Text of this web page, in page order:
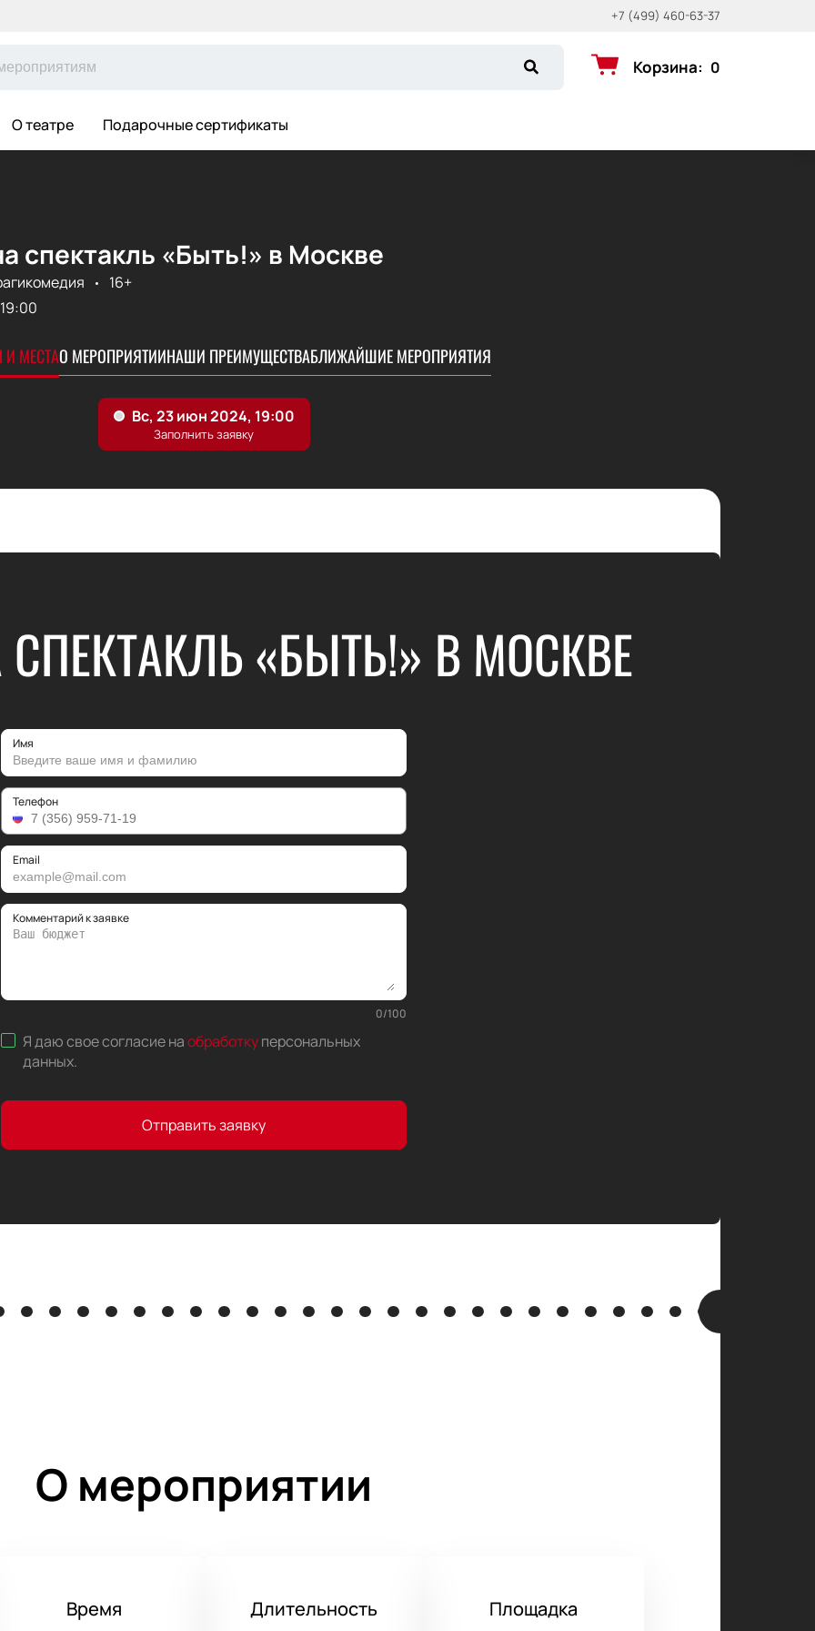
+7 (499) 460-63-37
Корзина: 0
О театре Подарочные сертификаты
спектакль «Быть!» в Москве
16+
19:00
МЕСТАО МЕРОПРИЯТИИНАШИ ПРЕИМУЩЕСТВАБЛИЖАЙШИЕ МЕРОПРИЯТИЯ
«БЫТЬ!» В МОСКВЕ
Имя
Телефон
Email
Комментарий к заявке
0/100
Я даю свое согласие наобработкуперсональных
данных.
Отправить заявку
О мероприятии
Время Длительность Площадка